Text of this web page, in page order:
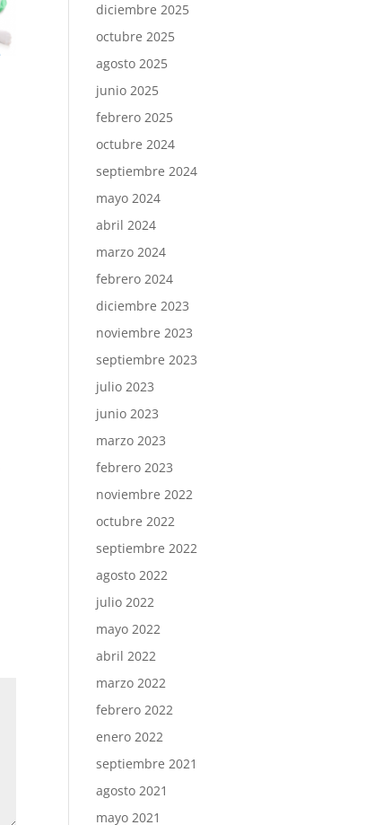
diciembre 2025
octubre 2025
agosto 2025
junio 2025
febrero 2025
octubre 2024
septiembre 2024
mayo 2024
abril 2024
marzo 2024
febrero 2024
diciembre 2023
noviembre 2023
septiembre 2023
julio 2023
junio 2023
marzo 2023
febrero 2023
noviembre 2022
octubre 2022
septiembre 2022
agosto 2022
julio 2022
mayo 2022
abril 2022
marzo 2022
febrero 2022
enero 2022
septiembre 2021
agosto 2021
mayo 2021